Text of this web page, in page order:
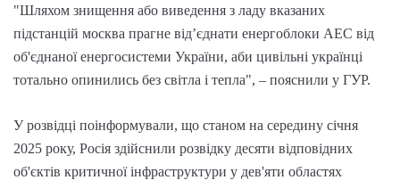
"Шляхом знищення або виведення з ладу вказаних
підстанцій москва прагне від’єднати енергоблоки АЕС від
об'єднаної енергосистеми України, аби цивільні українці
тотально опинились без світла і тепла", – пояснили у ГУР.
У розвідці поінформували, що станом на середину січня
2025 року, Росія здійснили розвідку десяти відповідних
об'єктів критичної інфраструктури у дев'яти областях